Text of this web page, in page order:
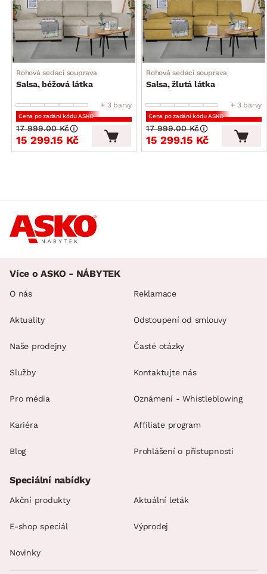
Rohová sedací souprava
Salsa, béžová látka
+ 3 barvy
Cena po zadání kódu ASKO
15 299.15 Kč
17 999.00 Kč
Rohová sedací souprava
Salsa, žlutá látka
+ 3 barvy
Cena po zadání kódu ASKO
15 299.15 Kč
17 999.00 Kč
Více o ASKO - NÁBYTEK
O nás
Aktuality
Naše prodejny
Služby
Pro média
Kariéra
Blog
Reklamace
Odstoupení od smlouvy
Časté otázky
Kontaktujte nás
Oznámení - Whistleblowing
Affiliate program
Prohlášení o přístupnosti
Speciální nabídky
Akční produkty Aktuální leták
E-shop speciál Výprodej
Novinky